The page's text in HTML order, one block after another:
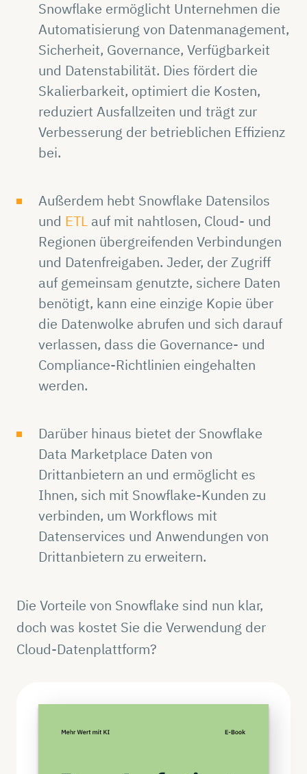
Snowflake ermöglicht Unternehmen die
Automatisierung von Datenmanagement,
Sicherheit, Governance, Verfügbarkeit
und Datenstabilität. Dies fördert die
Skalierbarkeit, optimiert die Kosten,
reduziert Ausfallzeiten und trägt zur
Verbesserung der betrieblichen Effizienz
bei.
Außerdem hebt Snowflake Datensilos
und ETL auf mit nahtlosen, Cloud- und
Regionen übergreifenden Verbindungen
und Datenfreigaben. Jeder, der Zugriff
auf gemeinsam genutzte, sichere Daten
benötigt, kann eine einzige Kopie über
die Datenwolke abrufen und sich darauf
verlassen, dass die Governance- und
Compliance-Richtlinien eingehalten
werden.
Darüber hinaus bietet der Snowflake
Data Marketplace Daten von
Drittanbietern an und ermöglicht es
Ihnen, sich mit Snowflake-Kunden zu
verbinden, um Workflows mit
Datenservices und Anwendungen von
Drittanbietern zu erweitern.
Die Vorteile von Snowflake sind nun klar,
doch was kostet Sie die Verwendung der
Cloud-Datenplattform?